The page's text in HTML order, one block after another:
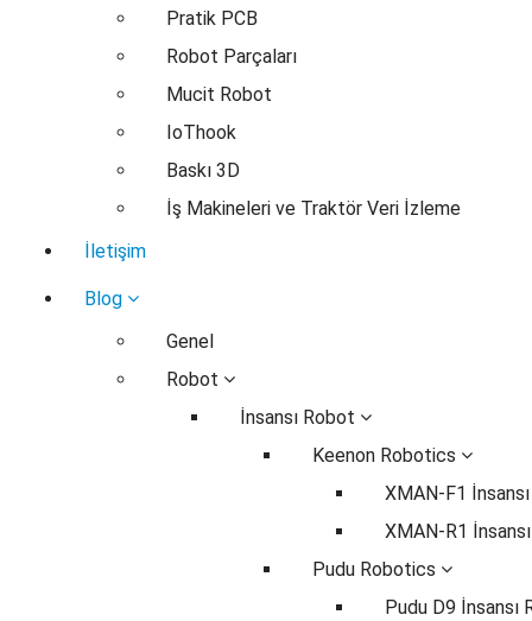
Pratik PCB
Robot Parçaları
Mucit Robot
IoThook
Baskı 3D
İş Makineleri ve Traktör Veri İzleme
İletişim
Blog
Genel
Robot
İnsansı Robot
Keenon Robotics
XMAN-F1
XMAN-R1
Pudu Robotics
Pudu D9 İnsansı